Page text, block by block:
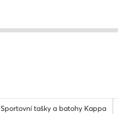
Sportovní tašky a batohy Kappa